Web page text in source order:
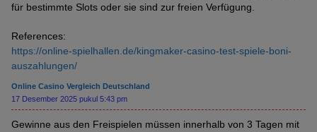
für bestimmte Slots oder sie sind zur freien Verfügung.
References:
https://online-spielhallen.de/kingmaker-casino-test-spiele-boni-
auszahlungen/
Online Casino Vergleich Deutschland
17 Desember 2025 pukul 5:43 pm
Gewinne aus den Freispielen müssen innerhalb von 3 Tagen mit